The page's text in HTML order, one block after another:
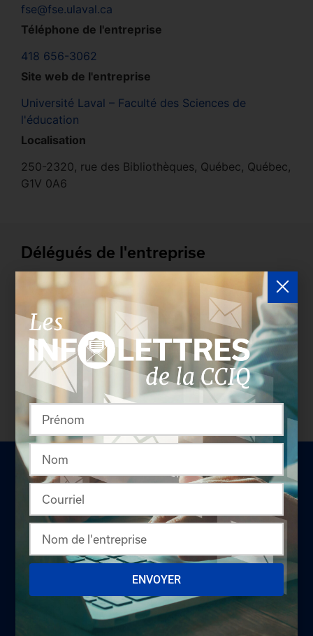
fse@fse.ulaval.ca
Téléphone de l'entreprise
418 656-3062
Site web de l'entreprise
Université Laval – Faculté des Sciences de
l'éducation
Localisation
250-2320, rue des Bibliothèques, Québec, Québec,
G1V 0A6
Délégués de l'entreprise
Les entreprises membres peuvent bénéficier d’une
version plus détaillée du répertoire via leur espace
sécurisé.Connectez-vous
afin de consulter le
profil complet des entreprises incluant les
coordonnées des délégués inscrits. Vous n'êtes
pas membre? N'attendez plus et devenez membre!
LA CHAMBRE
Offres d'emploi
Appel d'offres
ENVOYER